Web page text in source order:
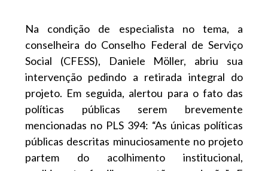
Na condição de especialista no tema, a
conselheira do Conselho Federal de Serviço
Social (CFESS), Daniele Möller, abriu sua
intervenção pedindo a retirada integral do
projeto. Em seguida, alertou para o fato das
políticas públicas serem brevemente
mencionadas no PLS 394: “As únicas políticas
públicas descritas minuciosamente no projeto
partem do acolhimento institucional,